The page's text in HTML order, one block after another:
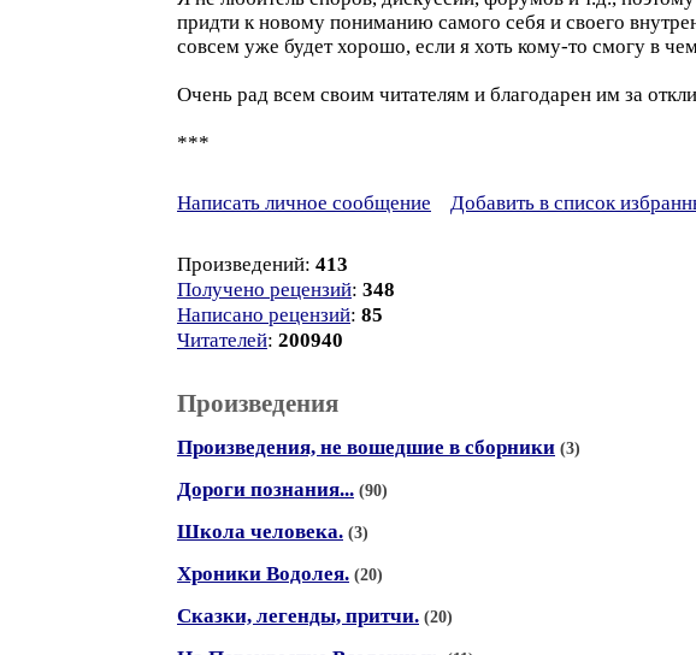
придти к новому пониманию самого себя и своего
совсем уже будет хорошо, если я хоть кому-то смогу в
Очень рад всем своим читателям и благодарен им за
***
Написать личное сообщение Добавить в список
Произведений: 413
Получено рецензий: 348
Написано рецензий: 85
Читателей: 200940
Произведения
Произведения, не вошедшие в сборники (3)
Дороги познания... (90)
Школа человека. (3)
Хроники Водолея. (20)
Сказки, легенды, притчи. (20)